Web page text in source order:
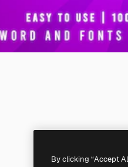
By clicking “Accept